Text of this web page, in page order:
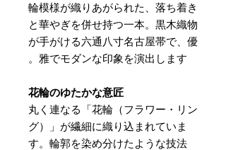
輪模様が織りあがられた、落ち着き
と華やぎを併せ持つ一本。黒木織物
が手がける六通八寸名古屋帯で、優
雅でモダンな印象を演出します。
花輪のゆたかな意匠
丸く連なる「花輪（フラワー・リン
グ）」が繊細に織り込まれていま
す。輪郭を染め分けたような技法